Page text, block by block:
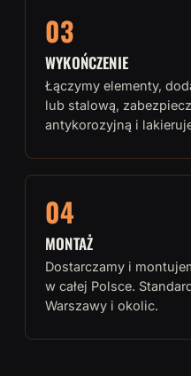
03
WYKOŃCZENIE
Łączymy elementy,
lub stalową,
antykorozyjną i
04
MONTAŻ
Dostarczamy i
w całej Polsce.
Warszawy i okolic.